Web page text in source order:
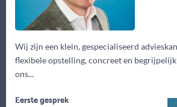
Wij zijn een klein, gespecialiseerd
flexibele opstelling, concreet en
ons...
Eerste gesprek